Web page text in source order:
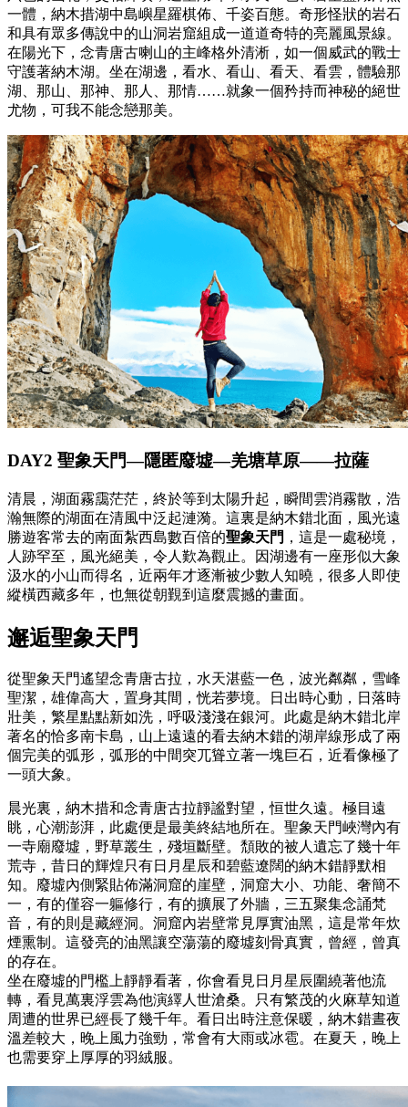
一體，納木措湖中島嶼星羅棋佈、千姿百態。奇形怪狀的岩石
和具有眾多傳說中的山洞岩窟組成一道道奇特的亮麗風景線。
在陽光下，念青唐古喇山的主峰格外清淅，如一個威武的戰士
守護著納木湖。坐在湖邊，看水、看山、看天、看雲，體驗那
湖、那山、那神、那人、那情……就象一個矜持而神秘的絕世
尤物，可我不能念戀那美。
DAY2 聖象天門—隱匿廢墟—羌塘草原——拉薩
清晨，湖面霧靄茫茫，終於等到太陽升起，瞬間雲消霧散，浩
瀚無際的湖面在清風中泛起漣漪。這裏是納木錯北面，風光遠
勝遊客常去的南面紮西島數百倍的聖象天門 ，這是一處秘境，
人跡罕至，風光絕美，令人歎為觀止。因湖邊有一座形似大象
汲水的小山而得名，近兩年才逐漸被少數人知曉，很多人即使
縱橫西藏多年，也無從朝覲到這麼震撼的畫面。
邂逅聖象天門
從聖象天門遙望念青唐古拉，水天湛藍一色，波光粼粼，雪峰
聖潔，雄偉高大，置身其間，恍若夢境。日出時心動，日落時
壯美，繁星點點新如洗，呼吸淺淺在銀河。此處是納木錯北岸
著名的恰多南卡島，山上遠遠的看去納木錯的湖岸線形成了兩
個完美的弧形，弧形的中間突兀聳立著一塊巨石，近看像極了
一頭大象。
晨光裏，納木措和念青唐古拉靜謐對望，恒世久遠。極目遠
眺，心潮澎湃，此處便是最美終結地所在。聖象天門峽灣內有
一寺廟廢墟，野草叢生，殘垣斷壁。頹敗的被人遺忘了幾十年
荒寺，昔日的輝煌只有日月星辰和碧藍遼闊的納木錯靜默相
知。廢墟內側緊貼佈滿洞窟的崖壁，洞窟大小、功能、奢簡不
一，有的僅容一軀修行，有的擴展了外牆，三五聚集念誦梵
音，有的則是藏經洞。洞窟內岩壁常見厚實油黑，這是常年炊
煙熏制。這發亮的油黑讓空蕩蕩的廢墟刻骨真實，曾經，曾真
的存在。
坐在廢墟的門檻上靜靜看著，你會看見日月星辰圍繞著他流
轉，看見萬裏浮雲為他演繹人世滄桑。只有繁茂的火麻草知道
周遭的世界已經長了幾千年。看日出時注意保暖，納木錯晝夜
溫差較大，晚上風力強勁，常會有大雨或冰雹。在夏天，晚上
也需要穿上厚厚的羽絨服。